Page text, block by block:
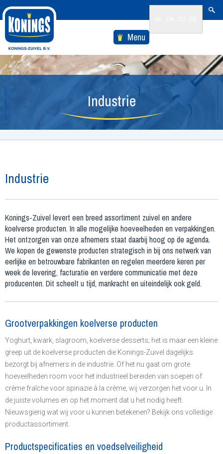
Menu
Industrie
Industrie
Konings-Zuivel levert een breed assortiment zuivel en andere
koelverse producten. In alle mogelijke hoeveelheden en verpakkingen.
Het ontzorgen van onze afnemers staat daarbij hoog op de agenda.
We kopen de gewenste producten strategisch in bij ons netwerk van
eerlijke en betrouwbare fabrikanten en regelen meerdere keren per
week de levering, facturatie en verdere communicatie met deze
producenten. Dit scheelt u tijd, mankracht en uiteindelijk ook geld.
Grootverpakkingen koelverse producten
Yoghurt, kwark, slagroom, koelverse desserts; het is maar een kleine
greep uit de koelverse producten die Konings-Zuivel dagelijks
bezorgt bij afnemers in de industrie. Of het nu gaat om grote
hoeveelheden room voor het industrieel bereiden van soepen of
crème fraîche voor spinazie à la crème, wij verzorgen het voor u. In
de juiste volumes en op het moment dat u het nodig heeft.
Nieuwsgierig wat wij voor u kunnen betekenen? Bekijk ons volledige
productassortiment.
Productspecificaties en voedselveiligheid